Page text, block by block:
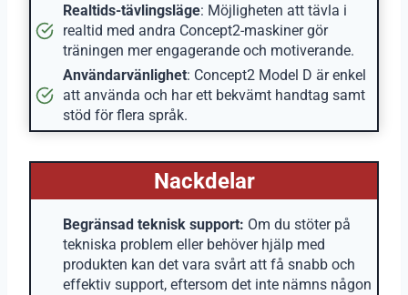
Realtids-tävlingsläge: Möjligheten att tävla i
realtid med andra Concept2-maskiner gör
träningen mer engagerande och motiverande.
Användarvänlighet: Concept2 Model D är enkel
att använda och har ett bekvämt handtag samt
stöd för flera språk.
Nackdelar
Begränsad teknisk support: Om du stöter på
tekniska problem eller behöver hjälp med
produkten kan det vara svårt att få snabb och
effektiv support, eftersom det inte nämns någon